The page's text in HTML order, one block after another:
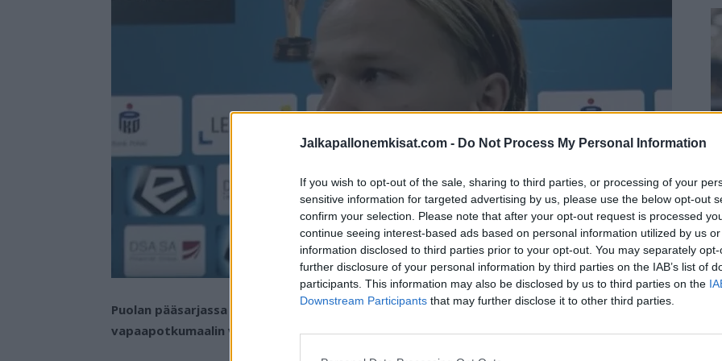
Jalkapallonemkisat.com - Do Not Process My Personal Information
If you wish to opt-out of the sale, sharing to third parties, or processing of your
sensitive information for targeted advertising by us, please use the below opt-out
confirm your selection. Please note that after your opt-out request is processed
continue seeing interest-based ads based on personal information utilized by us
information disclosed to third parties prior to your opt-out. You may separately
further disclosure of your personal information by third parties on the IAB’s list of
participants. This information may also be disclosed by us to third parties on the
Downstream Participants that may further disclose it to other third parties.
Puolan pääsarjassa Koronan riveissä pelaava Petteri Forsell laukoi suorastaan huikaisevan
vapaapotkumaalin viikonloppuna.